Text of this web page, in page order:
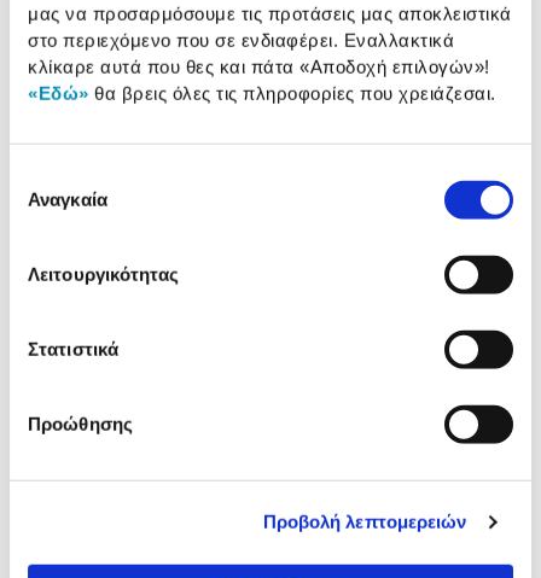
μας να προσαρμόσουμε τις προτάσεις μας αποκλειστικά
στο περιεχόμενο που σε ενδιαφέρει. Εναλλακτικά
κλίκαρε αυτά που θες και πάτα «Αποδοχή επιλογών»!
«Εδώ» θα βρεις όλες τις πληροφορίες που χρειάζεσαι.
συγκατάθεσης
Αναγκαία
Λειτουργικότητας
Στατιστικά
Προώθησης
Προβολή λεπτομερειών
Ισχύς (Watt): 150 W
Χωρητικότητα δοχείου: 1 Lt
προϊόντος